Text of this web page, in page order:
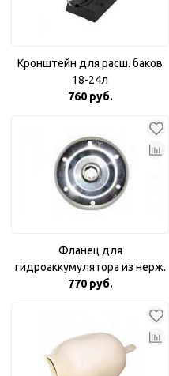
Кронштейн для расш. баков
18-24л
760 руб.
Фланец для
гидроаккумулятора из нерж.
стали 1"
770 руб.